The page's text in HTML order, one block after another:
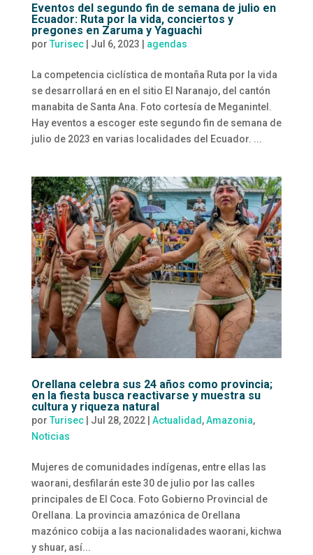
Eventos del segundo fin de semana de julio en
Ecuador: Ruta por la vida, conciertos y
pregones en Zaruma y Yaguachi
por Turisec| Jul 6, 2023 agendas
La competencia ciclística de montaña Ruta por la vida
se desarrollará en en el sitio El Naranajo, del cantón
manabita de Santa Ana. Foto cortesía de Meganintel.
Hay eventos a escoger este segundo fin de semana de
julio de 2023 en varias localidades del Ecuador. ...
Orellana celebra sus 24 años como provincia;
en la fiesta busca reactivarse y muestra su
cultura y riqueza natural
por Turisec| Jul 28, 2022| Actualidad ,Amazonia,
Noticias
Mujeres de comunidades indígenas, entre ellas las
waorani, desfilarán este 30 de julio por las calles
principales de El Coca. Foto Gobierno Provincial de
Orellana. La provincia amazónica de Orellana
mazónico cobija a las nacionalidades waorani, kichwa
y shuar, así...